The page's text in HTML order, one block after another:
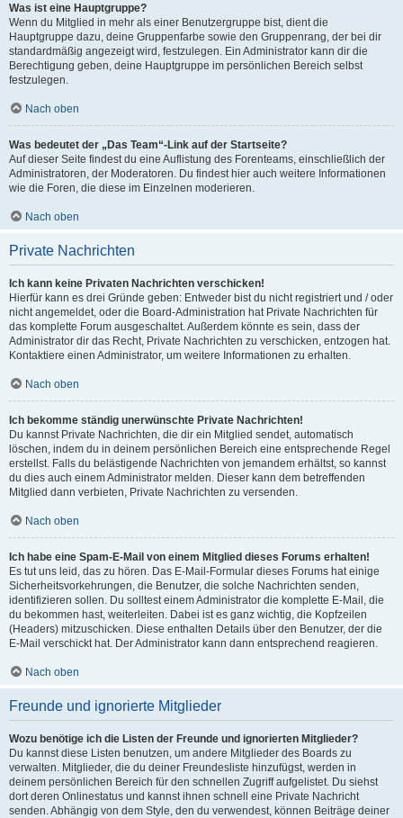
Was ist eine Hauptgruppe?
Wenn du Mitglied in mehr als einer Benutzergruppe bist, dient die
Hauptgruppe dazu, deine Gruppenfarbe sowie den Gruppenrang, der bei dir
standardmäßig angezeigt wird, festzulegen. Ein Administrator kann dir die
Berechtigung geben, deine Hauptgruppe im persönlichen Bereich selbst
festzulegen.
Nach oben
Was bedeutet der „Das Team“-Link auf der Startseite?
Auf dieser Seite findest du eine Auflistung des Forenteams, einschließlich der
Administratoren, der Moderatoren. Du findest hier auch weitere Informationen
wie die Foren, die diese im Einzelnen moderieren.
Nach oben
Private Nachrichten
Ich kann keine Privaten Nachrichten verschicken!
Hierfür kann es drei Gründe geben: Entweder bist du nicht registriert und / oder
nicht angemeldet, oder die Board-Administration hat Private Nachrichten für
das komplette Forum ausgeschaltet. Außerdem könnte es sein, dass der
Administrator dir das Recht, Private Nachrichten zu verschicken, entzogen hat.
Kontaktiere einen Administrator, um weitere Informationen zu erhalten.
Nach oben
Ich bekomme ständig unerwünschte Private Nachrichten!
Du kannst Private Nachrichten, die dir ein Mitglied sendet, automatisch
löschen, indem du in deinem persönlichen Bereich eine entsprechende Regel
erstellst. Falls du belästigende Nachrichten von jemandem erhältst, so kannst
du dies auch einem Administrator melden. Dieser kann dem betreffenden
Mitglied dann verbieten, Private Nachrichten zu versenden.
Nach oben
Ich habe eine Spam-E-Mail von einem Mitglied dieses Forums erhalten!
Es tut uns leid, das zu hören. Das E-Mail-Formular dieses Forums hat einige
Sicherheitsvorkehrungen, die Benutzer, die solche Nachrichten senden,
identifizieren sollen. Du solltest einem Administrator die komplette E-Mail, die
du bekommen hast, weiterleiten. Dabei ist es ganz wichtig, die Kopfzeilen
(Headers) mitzuschicken. Diese enthalten Details über den Benutzer, der die
E-Mail verschickt hat. Der Administrator kann dann entsprechend reagieren.
Nach oben
Freunde und ignorierte Mitglieder
Wozu benötige ich die Listen der Freunde und ignorierten Mitglieder?
Du kannst diese Listen benutzen, um andere Mitglieder des Boards zu
verwalten. Mitglieder, die du deiner Freundesliste hinzufügst, werden in
deinem persönlichen Bereich für den schnellen Zugriff aufgelistet. Du siehst
dort deren Onlinestatus und kannst ihnen schnell eine Private Nachricht
senden. Abhängig von dem Style, den du verwendest, können Beiträge deiner